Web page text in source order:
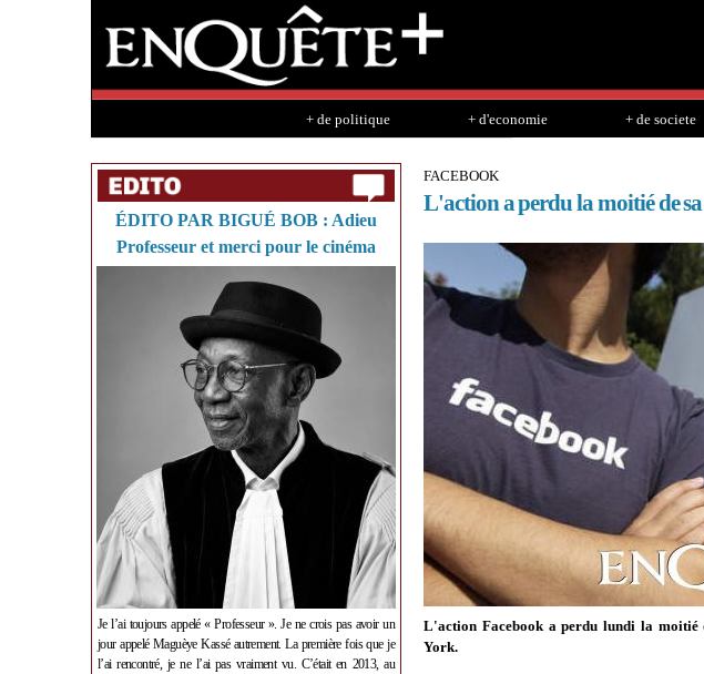
+ de politique + d'economie + de societe
ÉDITO PAR BIGUÉ BOB : Adieu
Professeur et merci pour le cinéma
Je l’ai toujours appelé « Professeur ». Je ne crois pas avoir un
jour appelé Maguèye Kassé autrement. La première fois que je
l’ai rencontré, je ne l’ai pas vraiment vu. C’était en 2013, au
FACEBOOK
L'action a perdu la moitié de
L'action Facebook a perdu lundi la moitié
York.